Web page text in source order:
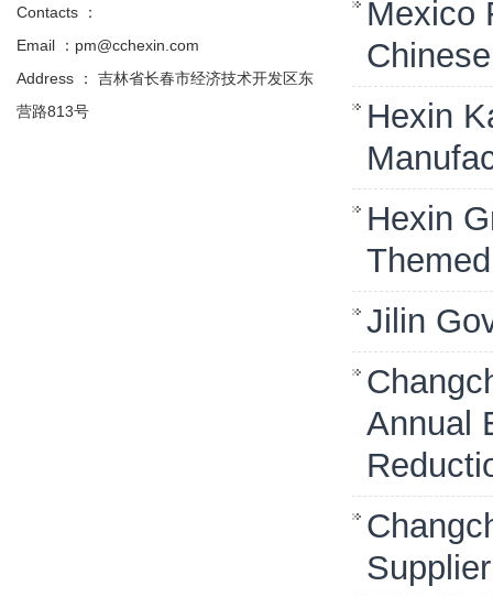
Mexico
Hexin
Hexin
Jilin
Annual
Contacts ：
Email ：pm@cchexin.com
Address ： 吉林省长春市经济技术开发区东
营路813号